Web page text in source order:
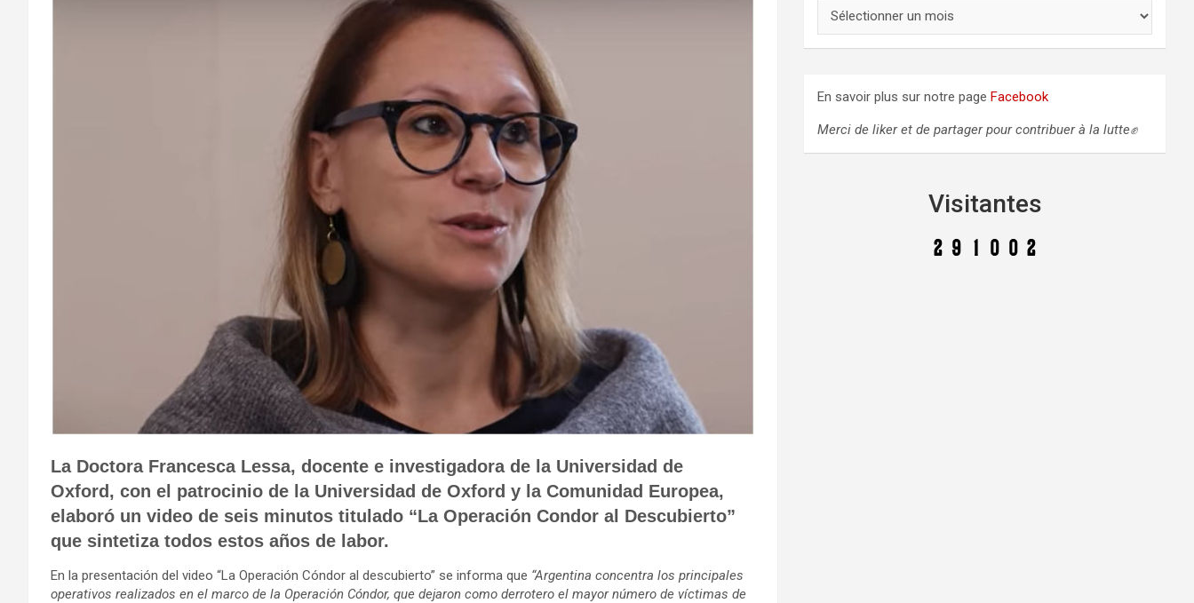
La Doctora Francesca Lessa, docente e investigadora de la Universidad de
Oxford, con el patrocinio de la Universidad de Oxford y la Comunidad Europea,
elaboró un video de seis minutos titulado “La Operación Condor al Descubierto”
que sintetiza todos estos años de labor.
En la presentación del video “La Operación Cóndor al descubierto” se informa que “Argentina concentra los principales
operativos realizados en el marco de la Operación Cóndor, que dejaron como derrotero el mayor número de víctimas de
v
s
En savoir plus sur notre pageFacebook
Merci de liker et de partager pour contribuer à la lutte✊
Visitantes